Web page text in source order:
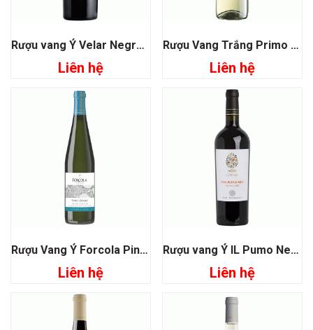
Rượu vang Ý Velar Negroamaro
Liên hệ
Rượu Vang Trắng Primo Malvasia Chardonnay Farnese
Liên hệ
Rượu Vang Ý Forcola Pinot Grigio Veneto
Liên hệ
Rượu vang Ý IL Pumo Negroamaro San Marzano
Liên hệ